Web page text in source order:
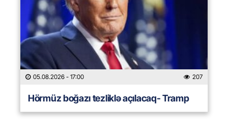
05.08.2026 - 17:00 207
Hörmüz boğazı tezliklə açılacaq- Tramp